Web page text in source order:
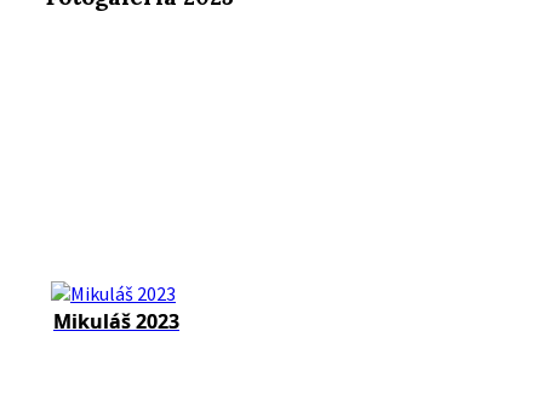
Mikuláš 2023